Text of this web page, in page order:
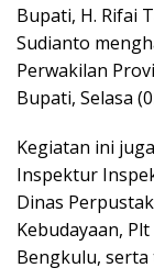
Bupati, H. Rifai
Sudianto
Perwakilan
Bupati, Selasa
Kegiatan ini
Inspektur
Dinas
Kebudayaan,
Bengkulu, serta